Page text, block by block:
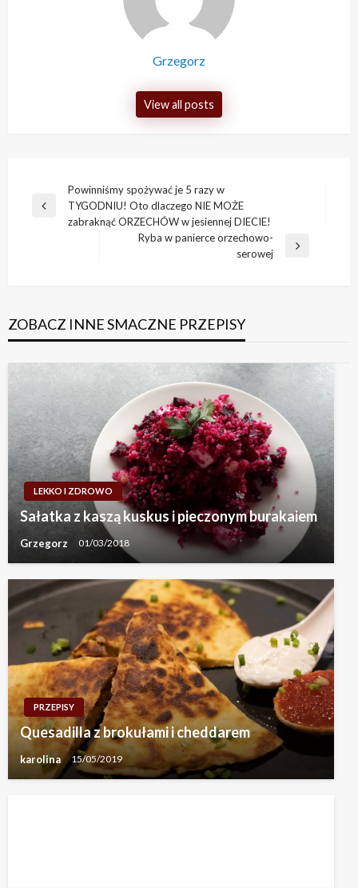
Grzegorz
View all posts
Nawigacja
wpisu
Previous
Powinniśmy spożywać je 5 razy w
TYGODNIU! Oto dlaczego NIE MOŻE
zabraknąć ORZECHÓW w jesiennej DIECIE!
Ryba w panierce orzechowo-
serowej
ZOBACZ INNE SMACZNE PRZEPISY
LEKKO I ZDROWO
Sałatka z kaszą kuskus i pieczonym burakaiem
Grzegorz 01/03/2018
PRZEPISY
Quesadilla z brokułami i cheddarem
karolina 15/05/2019